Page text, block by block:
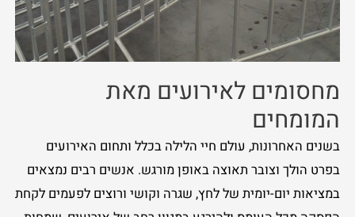
מחסומים לאירועים מאת
המומחים
בשנים האחרונות, עולם חיי הלילה בכלל ותחום האירועים
בפרט הולך וצובר תאוצה באופן מורגש. אנשים רבים נמצאים
במציאות יום-יומית של לחץ, שגרה וקושי ורוצים לפעמים לקחת